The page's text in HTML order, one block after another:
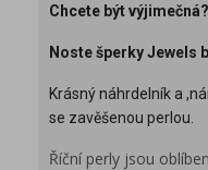
Chcete být výjimečná?
Noste šperky Jewels
Krásný náhrdelník a
se zavěšenou perlou.
Říční perly jsou